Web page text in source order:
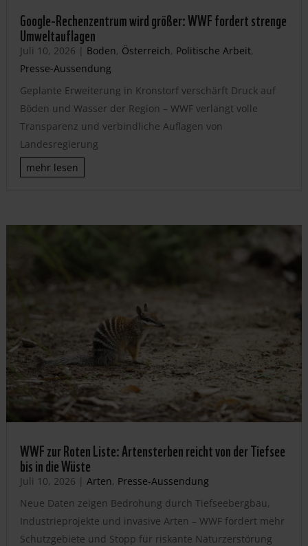
Google-Rechenzentrum wird größer: WWF fordert strenge
Umweltauflagen
Juli 10, 2026 | Boden, Österreich, Politische Arbeit,
Presse-Aussendung
Geplante Erweiterung in Kronstorf verschärft Druck auf
Böden und Wasser der Region – WWF verlangt volle
Transparenz und verbindliche Auflagen von
Landesregierung
mehr lesen
WWF zur Roten Liste: Artensterben reicht von der Tiefsee
bis in die Wüste
Juli 10, 2026 | Arten, Presse-Aussendung
Neue Daten zeigen Bedrohung durch Tiefseebergbau,
Industrieprojekte und invasive Arten – WWF fordert mehr
Schutzgebiete und Stopp für riskante Naturzerstörung